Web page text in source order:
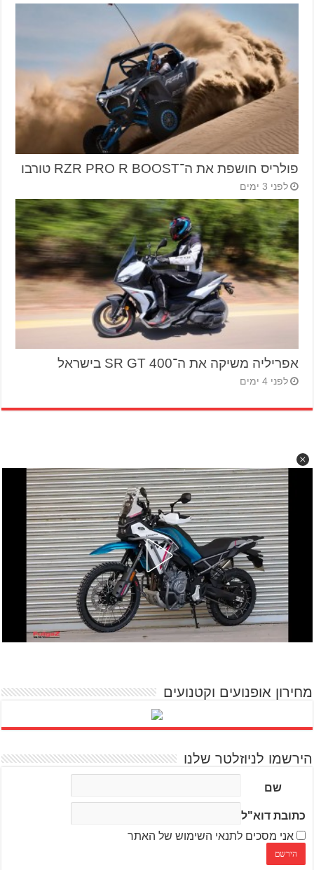
פולריס חושפת את ה־RZR PRO R BOOST טורבו
לפני 3 ימים
אפריליה משיקה את ה־SR GT 400 בישראל
לפני 4 ימים
מחירון אופנועים וקטנועים
הירשמו לניוזלטר שלנו
שם
כתובת דוא"ל
אני מסכים לתנאי השימוש של האתר